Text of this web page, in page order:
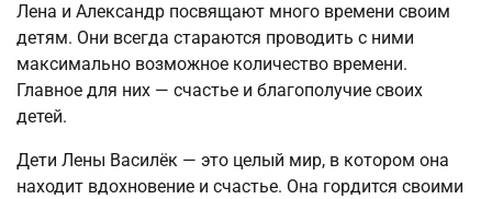
Лена и Александр посвящают много времени своим
детям. Они всегда стараются проводить с ними
максимально возможное количество времени.
Главное для них — счастье и благополучие своих
детей.
Дети Лены Василёк — это целый мир, в котором она
находит вдохновение и счастье. Она гордится своими